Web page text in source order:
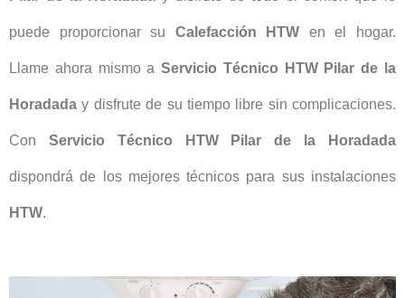
puede proporcionar su Calefacción HTW en el hogar.
Llame ahora mismo aServicio Técnico HTW Pilar de la
Horadada y disfrute de su tiempo libre sin complicaciones.
Con Servicio Técnico HTW Pilar de la Horadada
dispondrá de los mejores técnicos para sus instalaciones
HTW.